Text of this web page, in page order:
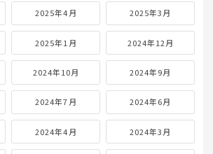
2025年4月 2025年3月
2025年1月 2024年12月
2024年10月 2024年9月
2024年7月 2024年6月
2024年4月 2024年3月